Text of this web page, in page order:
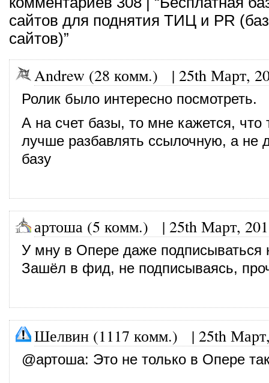
сайтов для поднятия ТИЦ и PR
сайтов)”
Andrew (28 комм.) | 25th Март,
Ролик было интересно посмотреть.
А на счет базы, то мне кажется,
лучше разбавлять ссылочную, а не
базу
артоша (5 комм.) | 25th Март,
У мну в Опере даже подписываться
Зашёл в фид, не подписываясь,
Шелвин (1117 комм.) | 25th
@артоша: Это не только в Опере